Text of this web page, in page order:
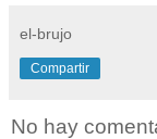
el-brujo
Compartir
No hay